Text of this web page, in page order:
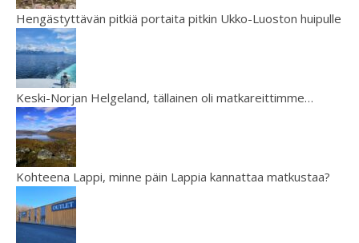
Hengästyttävän pitkiä portaita pitkin Ukko-Luoston huipulle
Keski-Norjan Helgeland, tällainen oli matkareittimme…
Kohteena Lappi, minne päin Lappia kannattaa matkustaa?